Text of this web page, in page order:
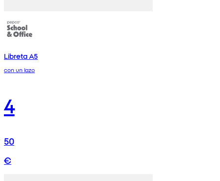
Libreta A5
con un lazo
4
50
€